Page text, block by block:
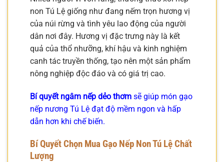
non Tú Lệ giống như đang nếm trọn hương vị
của núi rừng và tình yêu lao động của người
dân nơi đây. Hương vị đặc trưng này là kết
quả của thổ nhưỡng, khí hậu và kinh nghiệm
canh tác truyền thống, tạo nên một sản phẩm
nông nghiệp độc đáo và có giá trị cao.
Bí quyết ngâm nếp dẻo thơm sẽ giúp món gạo
nếp nương Tú Lệ đạt độ mềm ngon và hấp
dẫn hơn khi chế biến.
Bí Quyết Chọn Mua Gạo Nếp Non Tú Lệ Chất
Lượng